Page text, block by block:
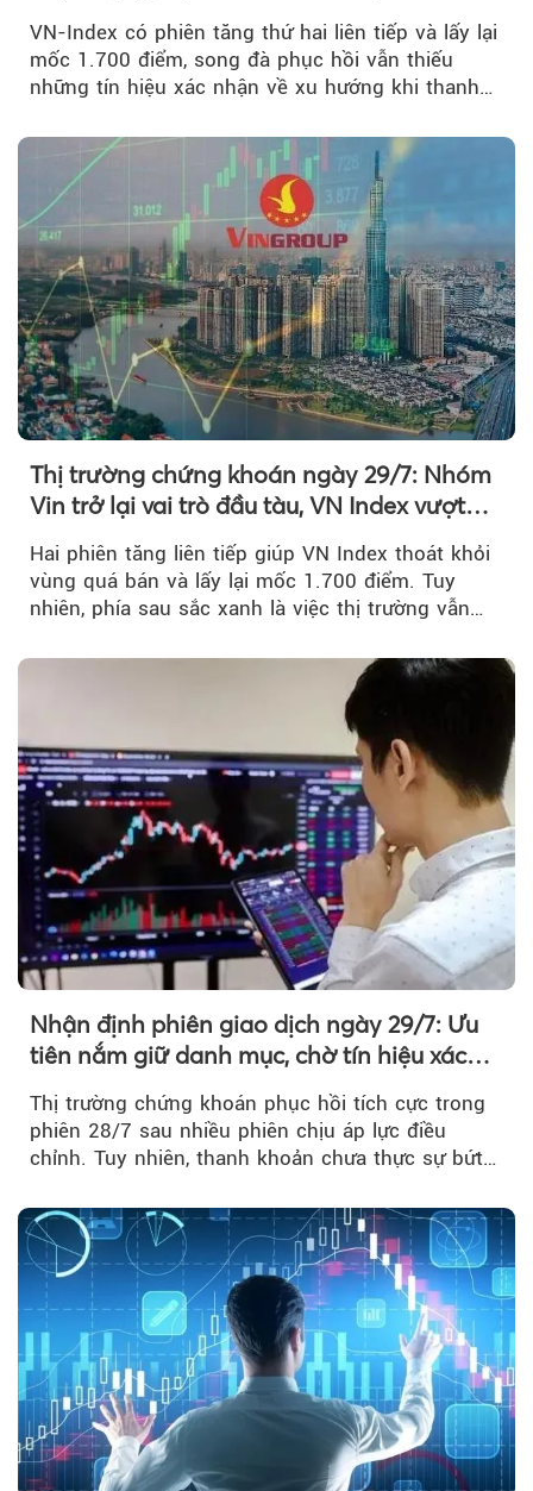
VN-Index có phiên tăng thứ hai liên tiếp và lấy lại
mốc 1.700 điểm, song đà phục hồi vẫn thiếu
những tín hiệu xác nhận về xu hướng khi thanh
Thị trường chứng khoán ngày 29/7: Nhóm
Vin trở lại vai trò đầu tàu, VN Index vượt
Hai phiên tăng liên tiếp giúp VN Index thoát khỏi
vùng quá bán và lấy lại mốc 1.700 điểm. Tuy
nhiên, phía sau sắc xanh là việc thị trường vẫn
tiền vẫn chưa thực sự trở lại.
Nhận định phiên giao dịch ngày 29/7: Ưu
tiên nắm giữ danh mục, chờ tín hiệu xác
Thị trường chứng khoán phục hồi tích cực trong
phiên 28/7 sau nhiều phiên chịu áp lực điều
chỉnh. Tuy nhiên, thanh khoản chưa thực sự bứt